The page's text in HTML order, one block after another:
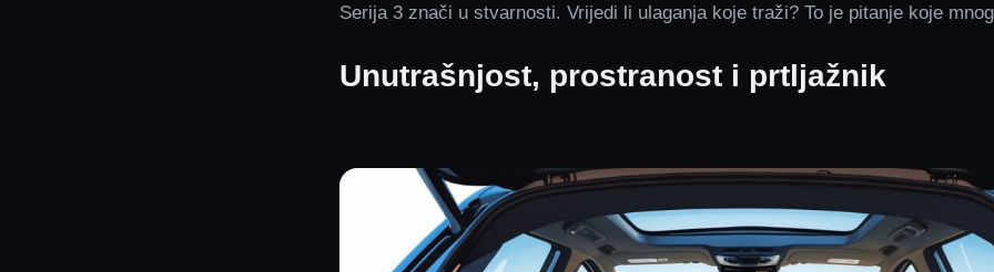
Serija 3 znači u stvarnosti. Vrijedi li ulaganja koje traži? To je pitanje koje
Unutrašnjost, prostranost i prtljažnik